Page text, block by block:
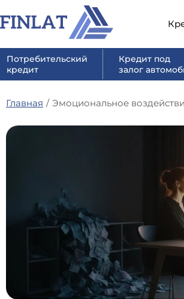
Потребительский
кредит
Кредит под
залог
Главная / Эмоциональное